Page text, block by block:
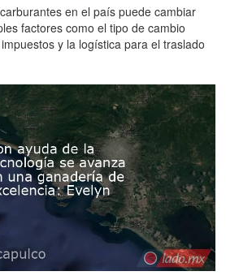
en el país puede cambiar
factores como el tipo de cambio
y la logística para el traslado